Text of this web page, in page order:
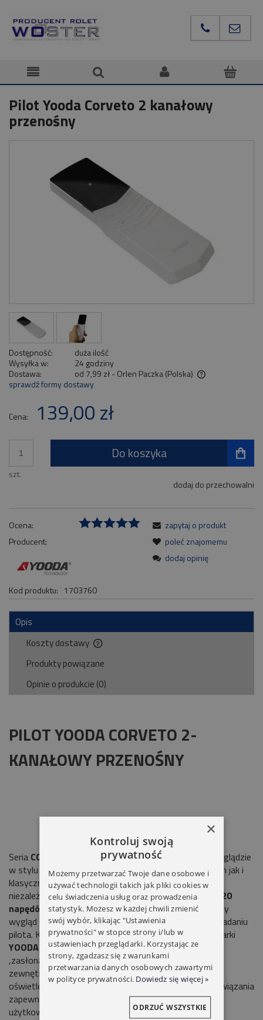
Pilot Yooda Corveto 2 kanałowy
przenośny
Dostępność:
duża ilość
Wysyłka w:
24 godziny
Dostawa:
od 7,99 zł - Orlen Paczka (Polska)
Cena nie zawiera ewentualnych kosztów płatności
sprawdź formy dostawy
Cena: 139,00 zł
szt.
Do koszyka
dodaj do przechowalni
Ocena:
Producent:
Kod produktu: 1703760
zapytaj o produkt
poleć znajomemu
dodaj opinię
Opis
Koszty dostawy
Cena nie zawiera ewentualnych kosztów płatności
Produkty powiązane
Opinie o produkcie (0)
PILOT YOODA CORVETO 2-
KANAŁOWY PRZENOŚNY
Seria CORVETO
to piloty przenośne o niebanalnym wyglądzie
w stylu
future retro. Idealnie pasują do nowoczesnych jak i
klasycznych wnętrz. Funkcja podkanałów pozwala na
niezależne sterowanie dwoma napędami lub grupą
do 20
napędów.Magnetyczny uchwyt zapewnia nowoczesny
wygląd oraz wygodę obsługi przed podnoszeniu i odkładaniu
pilota. Kompatybilność ze wszystkimi urządzeniami marki
YOODA daje możliwość sterowania nie tylko firanami
,zasłonami , roletami wewnętrznymi ale również
zewnętrznymi , a także markizami i
oświetleniem. Nowoczesny Design i nowatorskie rozwiązania
zapewniają Komfortowy produkt dla wszystkich
użytkowników w twoim domu.
×
Kontroluj swoją
prywatność
Możemy przetwarzać Twoje dane osobowe i
używać technologii takich jak pliki cookies w
celu świadczenia usług oraz prowadzenia
statystyk. Możesz w każdej chwili zmienić
swój wybór, klikając "Ustawienia
prywatności" w stopce strony i/lub w
ustawieniach przeglądarki. Korzystając ze
strony, zgadzasz się z warunkami
przetwarzania danych osobowych zawartymi
w polityce prywatności. Dowiedz się więcej »
ODRZUĆ WSZYSTKIE